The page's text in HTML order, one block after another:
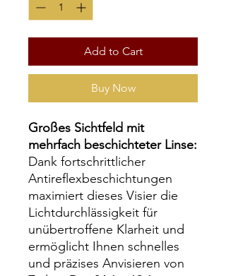
Add to Cart
Buy Now
Großes Sichtfeld mit
mehrfach beschichteter Linse:
Dank fortschrittlicher
Antireflexbeschichtungen
maximiert dieses Visier die
Lichtdurchlässigkeit für
unübertroffene Klarheit und
ermöglicht Ihnen schnelles
und präzises Anvisieren von